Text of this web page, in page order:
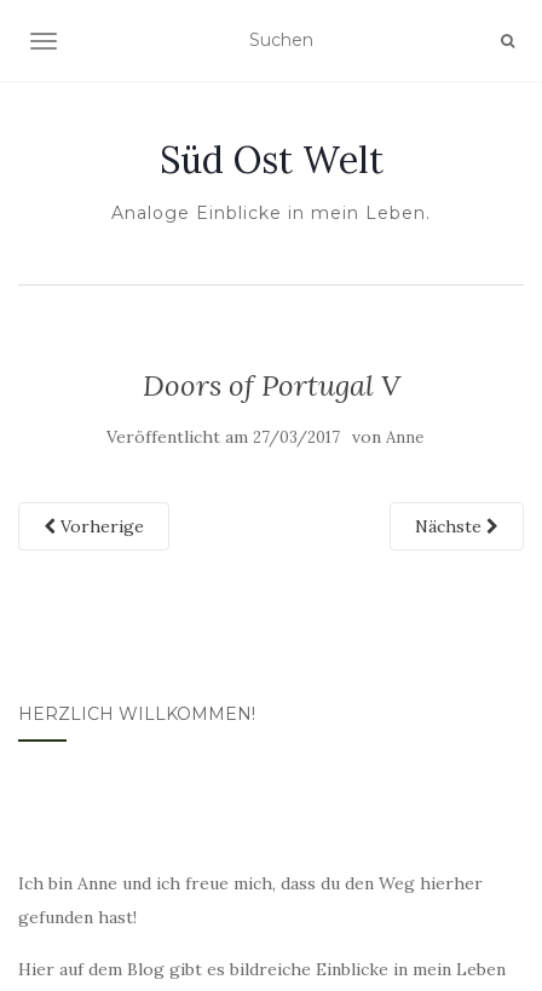
NAVIGATION UMSCHALTEN
Süd Ost Welt
Analoge Einblicke in mein Leben.
Doors of Portugal V
Veröffentlicht am 27/03/2017 von Anne
Vorherige Nächste
HERZLICH WILLKOMMEN!
Ich bin Anne und ich freue mich, dass du den Weg hierher
gefunden hast!
Hier auf dem Blog gibt es bildreiche Einblicke in mein Leben